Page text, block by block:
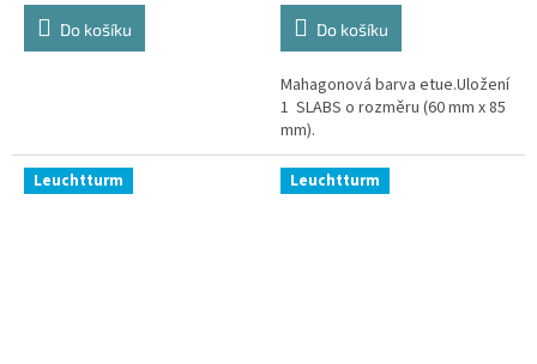
Do košíku Do košíku
Mahagonová barva etue.Uložení
1 SLABS o rozměru (60 mm x 85
mm).
Leuchtturm Leuchtturm